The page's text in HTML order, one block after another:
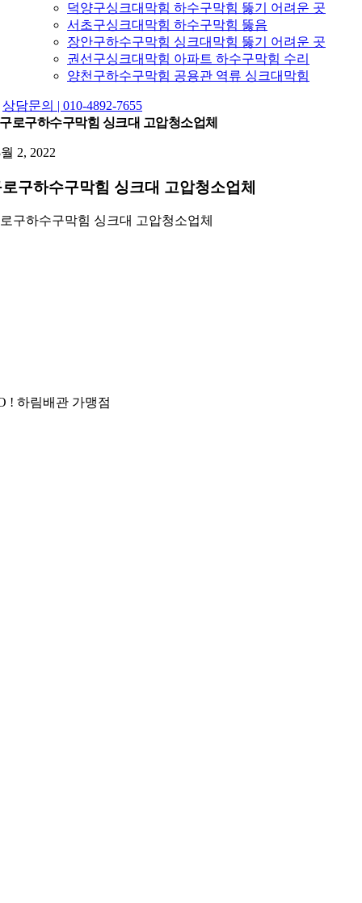
덕양구싱크대막힘 하수구막힘 뚫기 어려운 곳
서초구싱크대막힘 하수구막힘 뚫음
장안구하수구막힘 싱크대막힘 뚫기 어려운 곳
권선구싱크대막힘 아파트 하수구막힘 수리
양천구하수구막힘 공용관 역류 싱크대막힘
상담문의 | 010-4892-7655
구로구하수구막힘 싱크대 고압청소업체
2, 2022
구하수구막힘 싱크대 고압청소업체
구하수구막힘 싱크대 고압청소업체
! 하림배관 가맹점